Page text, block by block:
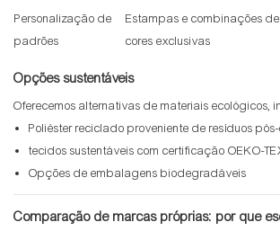
Personalização de
padrões
Estampas e combinações de
cores exclusivas
Opções sustentáveis
Oferecemos alternativas de materiais ecológicos,
Poliéster reciclado proveniente de resíduos pós-
tecidos sustentáveis ​​com certificação OEKO-
Opções de embalagens biodegradáveis
Comparação de marcas próprias: por que